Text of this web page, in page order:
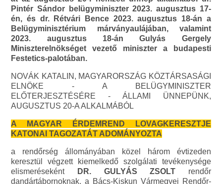
Pintér Sándor belügyminiszter 2023. augusztus 17-
én, és dr. Rétvári Bence 2023. augusztus 18-án a
Belügyminisztérium márványaulájában, valamint
2023. augusztus 18-án Gulyás Gergely
Miniszterelnökséget vezető miniszter a budapesti
Festetics-palotában.
NOVÁK KATALIN, MAGYARORSZÁG KÖZTÁRSASÁGI
ELNÖKE - A BELÜGYMINISZTER
ELŐTERJESZTÉSÉRE - ÁLLAMI ÜNNEPÜNK,
AUGUSZTUS 20-A ALKALMÁBÓL
A MAGYAR ÉRDEMREND LOVAGKERESZTJE
KATONAI TAGOZATÁT ADOMÁNYOZTA
a rendőrség állományában közel három évtizeden
keresztül végzett kiemelkedő szolgálati tevékenysége
elismeréseként
DR. GULYÁS ZSOLT rendőr
dandártábornoknak, a Bács-Kiskun Vármegyei Rendőr-